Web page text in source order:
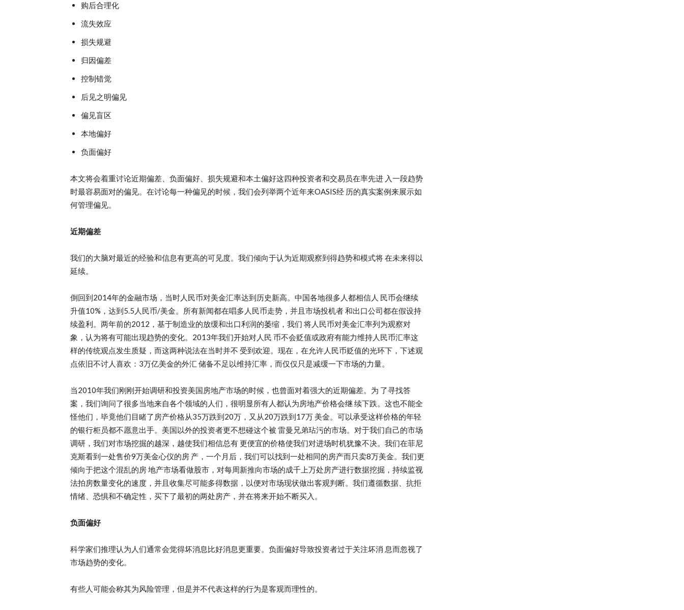
购后合理化
流失效应
损失规避
归因偏差
控制错觉
后见之明偏见
偏见盲区
本地偏好
负面偏好
本文将会着重讨论近期偏差、负面偏好、损失规避和本土偏好这四种投资者和交易员在率先进 入一段趋势
时最容易面对的偏见。在讨论每一种偏见的时候，我们会列举两个近年来OASIS经 历的真实案例来展示如
何管理偏见。
近期偏差
我们的大脑对最近的经验和信息有更高的可见度。我们倾向于认为近期观察到得趋势和模式将 在未来得以
延续。
倒回到2014年的金融市场，当时人民币对美金汇率达到历史新高。中国各地很多人都相信人 民币会继续
升值10%，达到5.5人民币/美金。所有新闻都在唱多人民币走势，并且市场投机者 和出口公司都在假设持
续盈利。两年前的2012，基于制造业的放缓和出口利润的萎缩，我们 将人民币对美金汇率列为观察对
象，认为将有可能出现趋势的变化。2013年我们开始对人民 币不会贬值或政府有能力维持人民币汇率这
样的传统观点发生质疑，而这两种说法在当时并不 受到欢迎。现在，在允许人民币贬值的光环下，下述观
点依旧不讨人喜欢：3万亿美金的外汇 储备不足以维持汇率，而仅仅只是减缓一下市场的力量。
当2010年我们刚刚开始调研和投资美国房地产市场的时候，也曾面对着强大的近期偏差。为 了寻找答
案，我们询问了很多当地来自各个领域的人们，很明显所有人都认为房地产价格会继 续下跌。这也不能全
怪他们，毕竟他们目睹了房产价格从35万跌到20万，又从20万跌到17万 美金。可以承受这样价格的年轻
的银行柜员都不愿意出手。美国以外的投资者更不想碰这个被 雷曼兄弟玷污的市场。对于我们自己的市场
调研，我们对市场挖掘的越深，越使我们相信总有 更便宜的价格使我们对进场时机犹豫不决。我们在菲尼
克斯看到一处售价9万美金心仪的房 产，一个月后，我们可以找到一处相同的房产而只卖8万美金。我们更
倾向于把这个混乱的房 地产市场看做股市，对每周新推向市场的成千上万处房产进行数据挖掘，持续监视
法拍房数量变化的速度，并且收集尽可能多得数据，以便对市场现状做出客观判断。我们遵循数据、抗拒
情绪、恐惧和不确定性，买下了最初的两处房产，并在将来开始不断买入。
负面偏好
科学家们推理认为人们通常会觉得坏消息比好消息更重要。负面偏好导致投资者过于关注坏消 息而忽视了
市场趋势的变化。
有些人可能会称其为风险管理，但是并不代表这样的行为是客观而理性的。